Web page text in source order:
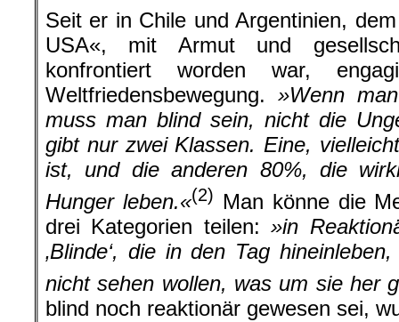
Seit er in Chile und Argentinien,
USA«, mit Armut und
konfrontiert worden war,
Weltfriedensbewegung. »Wenn
muss man blind sein, nicht die
gibt nur zwei Klassen. Eine,
ist, und die anderen 80%, die
Hunger leben.«(2) Man könne die
drei Kategorien teilen:»in
‚Blinde‘, die in den Tag
nicht sehen wollen, was um sie her
blind noch reaktionär gewesen sei,